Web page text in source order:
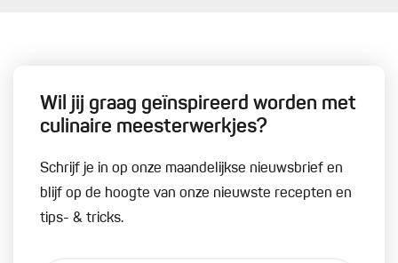
Wil jij graag geïnspireerd worden met
culinaire meesterwerkjes?
Schrijf je in op onze maandelijkse nieuwsbrief en
blijf op de hoogte van onze nieuwste recepten en
tips- & tricks.